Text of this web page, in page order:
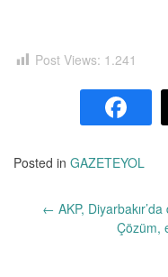
Post Views: 1.241
Posted in GAZETEYOL
← AKP,
Çözüm,